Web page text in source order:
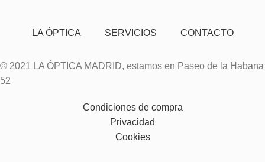
LA ÓPTICA SERVICIOS CONTACTO
© 2021 LA ÓPTICA MADRID, estamos en Paseo de la Habana
52
Condiciones de compra
Privacidad
Cookies